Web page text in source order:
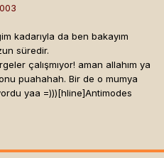
kadarıyla da ben bakayım
süredir.
çalışmıyor! aman allahım ya
puahahah. Bir de o mumya
yaa =)))[hline]Antimodes